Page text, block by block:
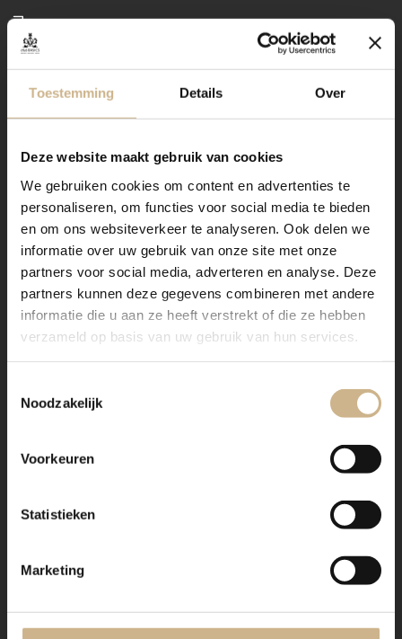
Toestemming Details Over
Deze website maakt gebruik van cookies
We gebruiken cookies om content en advertenties te
personaliseren, om functies voor social media te bieden
en om ons websiteverkeer te analyseren. Ook delen we
informatie over uw gebruik van onze site met onze
partners voor social media, adverteren en analyse. Deze
partners kunnen deze gegevens combineren met andere
informatie die u aan ze heeft verstrekt of die ze hebben
verzameld op basis van uw gebruik van hun services.
Noodzakelijk
Voorkeuren
Statistieken
Marketing
VRAAG STELLEN / OFFERTE OP MAAT AANVRAGEN
Dit meubel aanpassen naar
jouw wensen? Zo werkt het:
Verzending
Maatwerk staal
Onze stalen apothekerskasten zijn het visitekaartje van
vrijwel elke gewenste maat, indeling en RAL-kleur
Ons maatwerk van staal met een RAL kleur, is